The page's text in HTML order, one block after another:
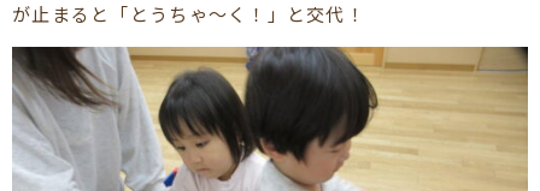
が止まると「とうちゃ～く！」と交代！